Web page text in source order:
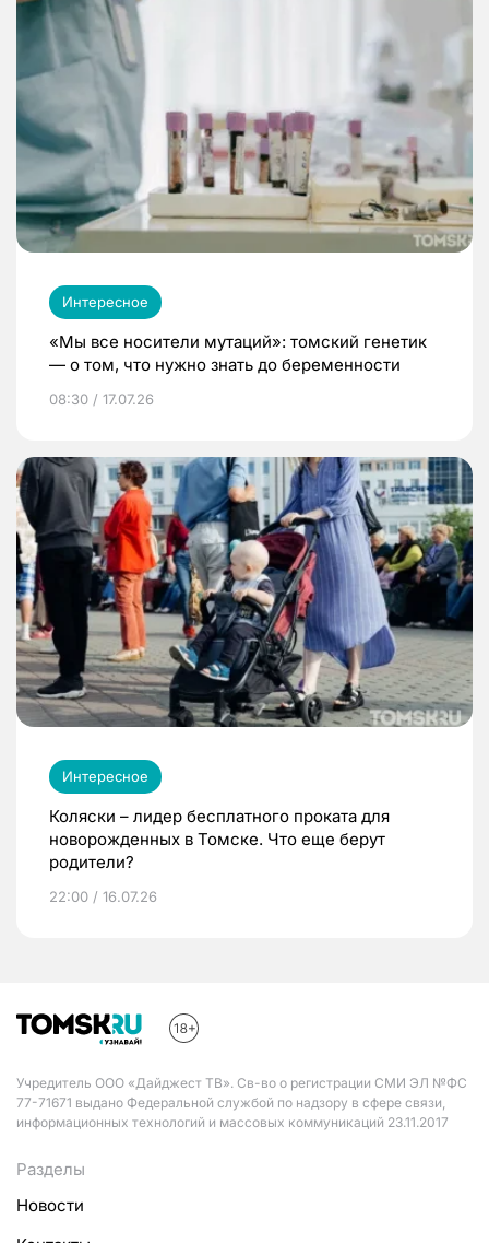
Интересное
«Мы все носители мутаций»: томский генетик
— о том, что нужно знать до беременности
08:30 / 17.07.26
Интересное
Коляски – лидер бесплатного проката для
новорожденных в Томске. Что еще берут
родители?
22:00 / 16.07.26
Учредитель ООО «Дайджест ТВ». Св-во о регистрации СМИ ЭЛ №ФС
77-71671 выдано Федеральной службой по надзору в сфере связи,
информационных технологий и массовых коммуникаций 23.11.2017
Разделы
Новости